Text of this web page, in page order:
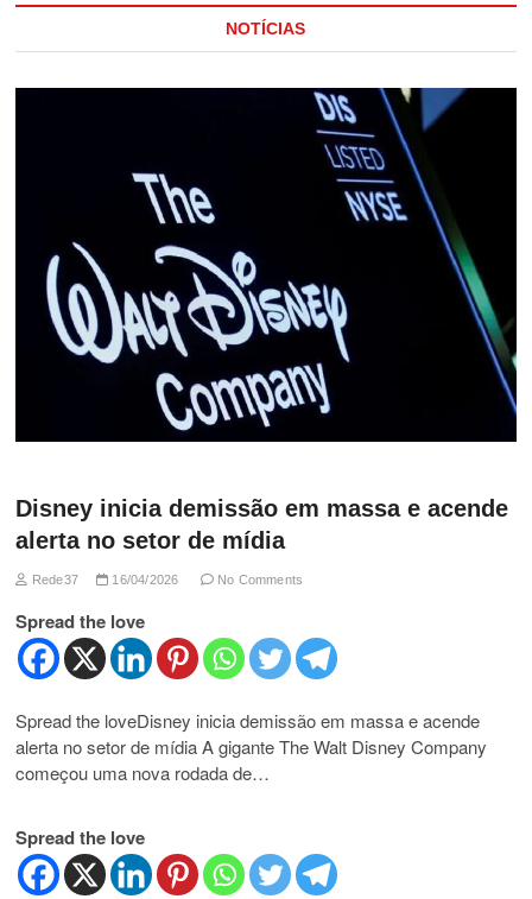
NOTÍCIAS
Disney inicia demissão em massa e acende
alerta no setor de mídia
Rede37 16/04/2026 No Comments
Spread the love
Spread the loveDisney inicia demissão em massa e acende
alerta no setor de mídia A gigante The Walt Disney Company
começou uma nova rodada de…
Spread the love